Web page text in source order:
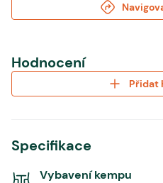
Hodnocení
Přidat
Specifikace
Vybavení kempu